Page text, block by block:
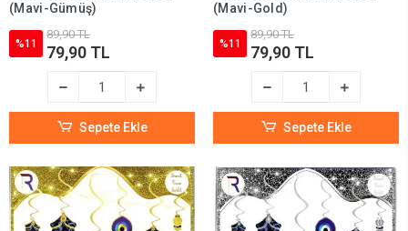
(Mavi-Gümüş)
%11
89,90 TL
79,90 TL
Sepete Ekle
(Mavi-Gold)
%11
89,90 TL
79,90 TL
Sepete Ekle